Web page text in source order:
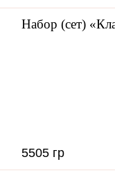
Набор (сет)
5505 гр